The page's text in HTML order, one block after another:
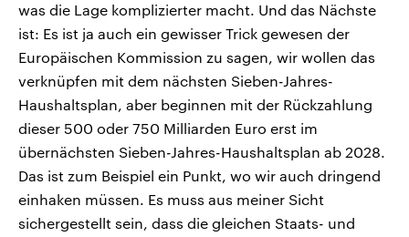
was die Lage komplizierter macht. Und das Nächste
ist: Es ist ja auch ein gewisser Trick gewesen der
Europäischen Kommission zu sagen, wir wollen das
verknüpfen mit dem nächsten Sieben-Jahres-
Haushaltsplan, aber beginnen mit der Rückzahlung
dieser 500 oder 750 Milliarden Euro erst im
übernächsten Sieben-Jahres-Haushaltsplan ab 2028.
Das ist zum Beispiel ein Punkt, wo wir auch dringend
einhaken müssen. Es muss aus meiner Sicht
sichergestellt sein, dass die gleichen Staats- und